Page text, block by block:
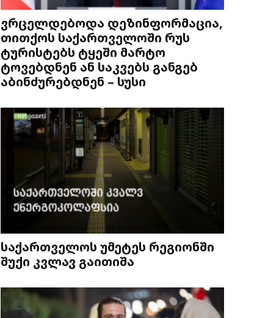
ვრცელდებოდა დეზინფორმაცია,
თითქოს საქართველოში რუს
ტურისტებს ტყეში მარტო
ტოვებდნენ ან საკვებს განგებ
აბინძურებდნენ – სუსი
საქართველოს უმეტეს რეგიონში
შუქი კვლავ გაითიშა